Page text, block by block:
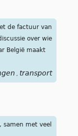
de factuur van
over wie
België maakt
transport
samen met veel